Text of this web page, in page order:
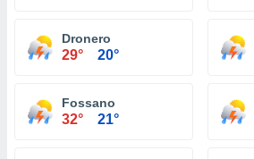
Dronero
29° 20°
Fossano
32° 21°